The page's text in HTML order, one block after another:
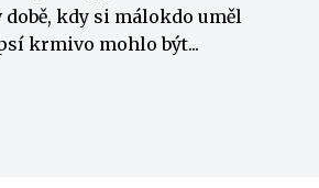
době, kdy si málokdo uměl
krmivo mohlo být...